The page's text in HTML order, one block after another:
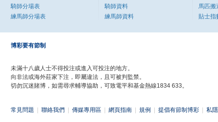
騎師分場表
練馬師分場表
騎師資料
練馬師資料
馬匹搬
貼士指
博彩要有節制
未滿十八歲人士不得投注或進入可投注的地方。
向非法或海外莊家下注，即屬違法，且可被判監禁。
切勿沉迷賭博，如需尋求輔導協助，可致電平和基金熱線1834 633。
常見問題 聯絡我們 傳媒專用區 網頁指南 規例 提倡有節制博彩 私